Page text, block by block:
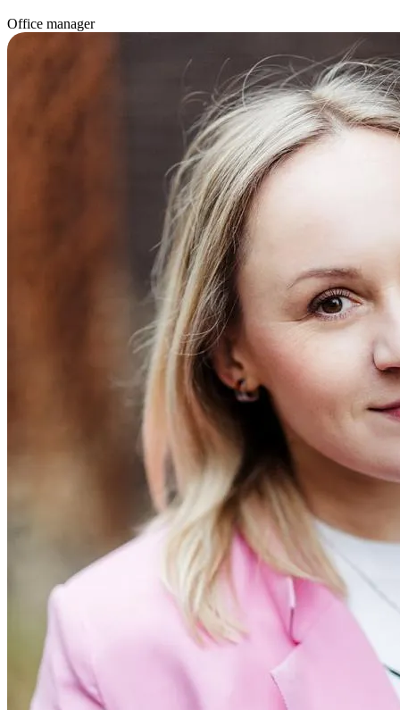
Office manager